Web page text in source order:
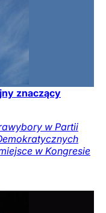
znaczący
w Partii
w Kongresie